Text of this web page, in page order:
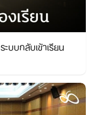
บกลับเข้าเรียน